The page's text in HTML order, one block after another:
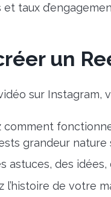
taux
un
sur Instagram,
comment
grandeur nature
astuces, des
l’histoire de votre